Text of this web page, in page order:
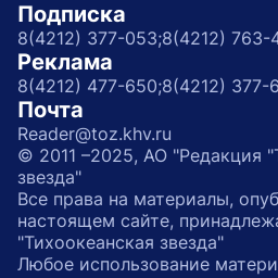
Подписка
8(4212) 377-053;8(4212) 763-
Реклама
8(4212) 477-650;8(4212) 377-
Почта
Reader@toz.khv.ru
© 2011 –2025, АО "Редакция
звезда"
Все права на материалы,
настоящем сайте,
"Тихоокеанская звезда"
Любое использование